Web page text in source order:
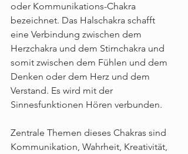
oder Kommunikations-Chakra
bezeichnet. Das Halschakra schafft
eine Verbindung zwischen dem
Herzchakra und dem Stirnchakra und
somit zwischen dem Fühlen und dem
Denken oder dem Herz und dem
Verstand. Es wird mit der
Sinnesfunktionen Hören verbunden.
Zentrale Themen dieses Chakras sind
Kommunikation, Wahrheit, Kreativität,